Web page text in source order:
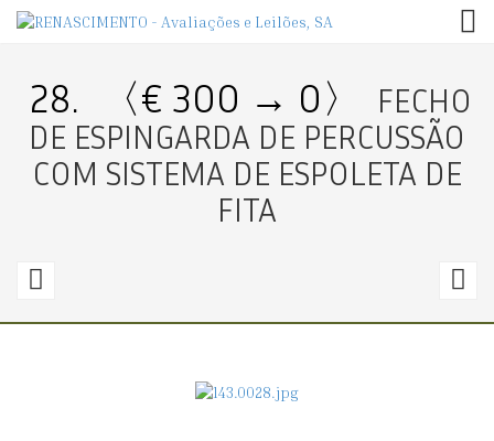
28. 〈€ 300 → 0〉
FECHO
DE ESPINGARDA DE PERCUSSÃO
COM SISTEMA DE ESPOLETA DE
FITA
〈€